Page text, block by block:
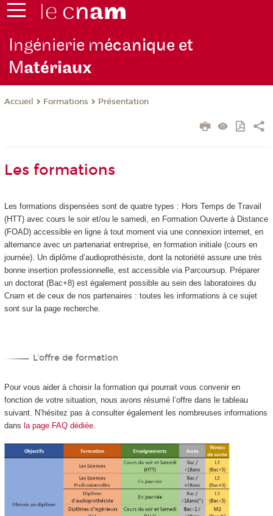
Ingénierie mécanique et
Matériaux
Accueil Formations Présentation
Les formations
Les formations dispensées sont de quatre types : Hors Temps de Travail
(HTT) avec cours le soir et/ou le samedi, en Formation Ouverte à Distance
(FOAD) accessible en ligne à tout moment via une connexion internet, en
alternanceavec un partenariat entreprise, en formation initiale (cours en
journée). Un diplôme d’audioprothésiste, dont la notoriété assure une très
bonne insertion professionnelle, est accessible via Parcoursup. Préparer
un doctorat (Bac+8) est également possible au sein des laboratoires du
Cnam et de ceux de nos partenaires : toutes les informations à ce sujet
sont sur la page recherche.
L'offre de formation
Pour vous aider à choisir la formation qui pourrait vous convenir en
fonction de votre situation, nous avons résumé l’offre dans le tableau
suivant. N’hésitez pas à consulter également les nombreuses informations
dans la page FAQ dédiée.